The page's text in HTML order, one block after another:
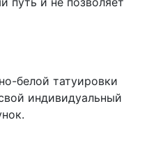
белой татуировки
индивидуальный